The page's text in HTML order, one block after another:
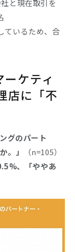
と現在取引を
ているため、合
ケティ
店に「不
グのパート
。」
（n=105）
、「ややあ